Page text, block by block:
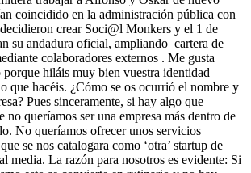
coincidido en la administración pública con
crear Soci@l Monkers y el 1 de
su andadura oficial, ampliando cartera de
colaboradores externos . Me gusta
hiláis muy bien vuestra identidad
que hacéis. ¿Cómo se os ocurrió el nombre y
Pues sinceramente, si hay algo que
no queríamos ser una empresa más dentro de
No queríamos ofrecer unos servicios
se nos catalogara como ‘otra’ startup de
media. La razón para nosotros es evidente: Si